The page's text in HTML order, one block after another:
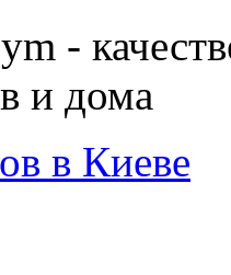
-
и дома
в Киеве